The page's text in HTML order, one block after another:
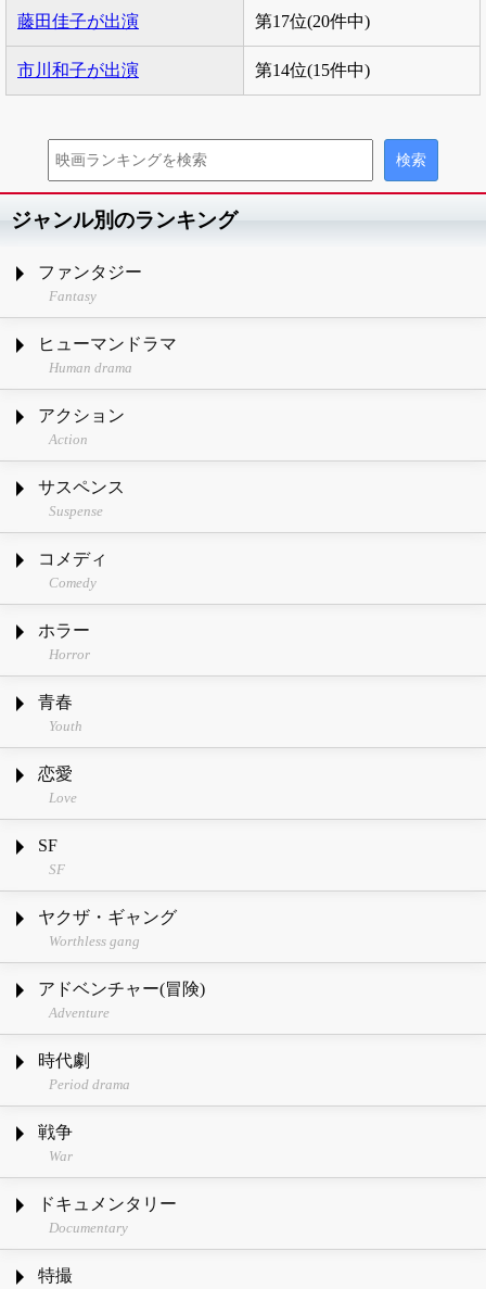
藤田佳子が出演 第17位(20件中)
市川和子が出演 第14位(15件中)
ジャンル別のランキング
ファンタジー
Fantasy
ヒューマンドラマ
Human drama
アクション
Action
サスペンス
Suspense
コメディ
Comedy
ホラー
Horror
青春
Youth
恋愛
Love
SF
SF
ヤクザ・ギャング
Worthless gang
アドベンチャー(冒険)
Adventure
時代劇
Period drama
戦争
War
ドキュメンタリー
Documentary
特撮